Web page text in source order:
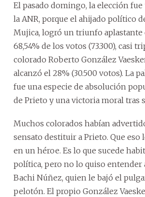
El pasado domingo, la elección fue
la ANR, porque el ahijado político
Mujica, logró un triunfo aplastante
68,54% de los votos (73.300), casi
colorado Roberto González
alcanzó el 28% (30.500 votos). La
fue una especie de absolución
de Prieto y una victoria moral tras
Muchos colorados habían
sensato destituir a Prieto. Que
en un héroe. Es lo que sucede
política, pero no lo quiso entender
Bachi Núñez, quien le bajó el
pelotón. El propio González